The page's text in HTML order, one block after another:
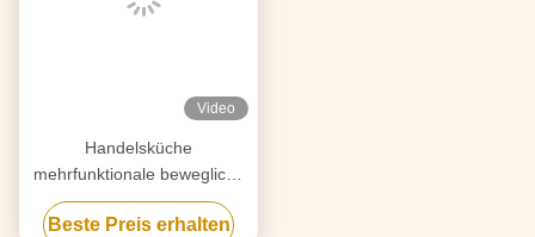
Video
Handelsküche
mehrfunktionale bewegliche
Teppanyaki-Grill-Tabelle mit
doppeltem Ofen
Beste Preis erhalten